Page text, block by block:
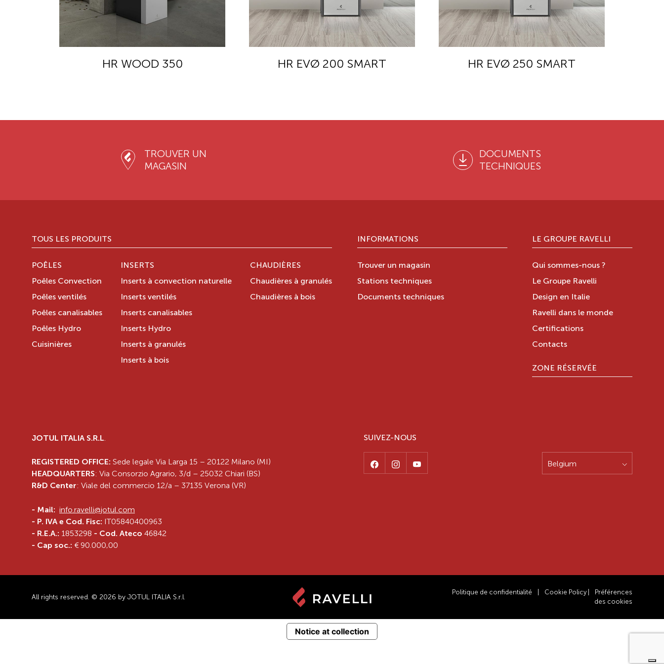
HR WOOD 350 HR EVØ 200 SMART HR EVØ 250 SMART
TROUVER UN
MAGASIN
DOCUMENTS
TECHNIQUES
TOUS LES PRODUITS
POÊLES
Poêles Convection
Poêles ventilés
Poêles canalisables
Poêles Hydro
Cuisinières
INSERTS
Inserts à convection naturelle
Inserts ventilés
Inserts canalisables
Inserts Hydro
Inserts à granulés
Inserts à bois
CHAUDIÈRES
Chaudières à granulés
Chaudières à bois
INFORMATIONS
Trouver un magasin
Stations techniques
Documents techniques
LE GROUPE RAVELLI
Qui sommes-nous ?
Le Groupe Ravelli
Design en Italie
Ravelli dans le monde
Certifications
Contacts
ZONE RÉSERVÉE
JOTUL ITALIA S.R.L.
REGISTERED OFFICE: Sede legale Via Larga 15 – 20122 Milano (MI)
HEADQUARTERS: Via Consorzio Agrario, 3/d – 25032 Chiari (BS)
R&D Center: Viale del commercio 12/a – 37135 Verona (VR)
- Mail: info.ravelli@jotul.com
- P. IVA e Cod. Fisc: IT05840400963
- R.E.A.: 1853298 - Cod. Ateco 46842
- Cap soc.: € 90.000,00
SUIVEZ-NOUS
Belgium
All rights reserved. © 2026 by JOTUL ITALIA S.r.l.
Politique de confidentialité Cookie Policy
Préférences
des cookies
Notice at collection